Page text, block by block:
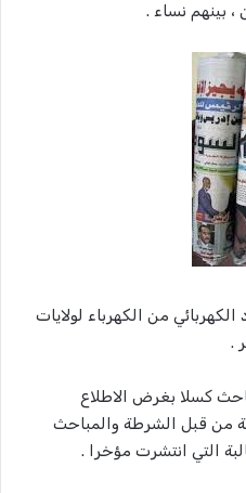
، بينهم نساء .
من الكهرباء لولايات
.
كسلا بغرض الاطلاع
من قبل الشرطة والمباحث
التي انتشرت مؤخرا .